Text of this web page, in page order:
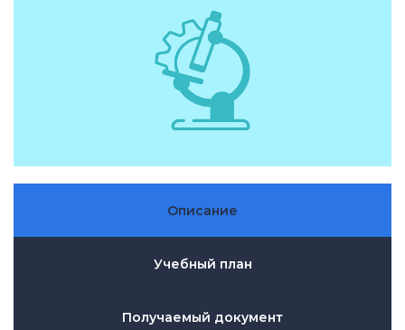
Описание
Учебный план
Получаемый документ